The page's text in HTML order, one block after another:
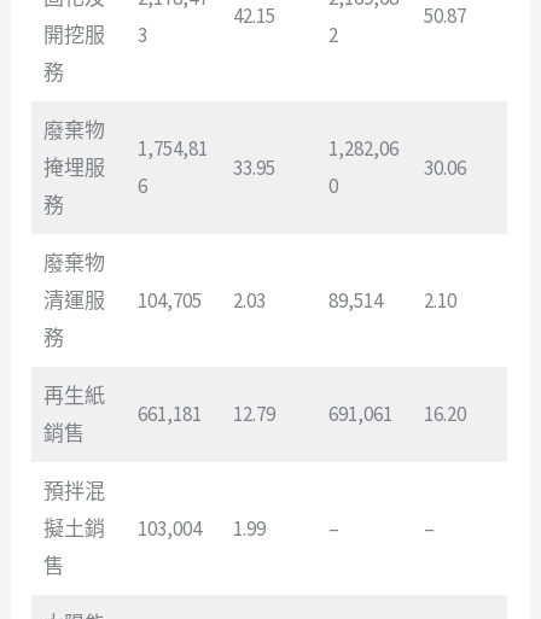
開挖服
務
3
42.15
2
50.87
廢棄物
掩埋服
務
1,754,81
6
33.95
1,282,06
0
30.06
廢棄物
清運服
務
104,705 2.03 89,514 2.10
再生紙
銷售
661,181 12.79 691,061 16.20
預拌混
擬土銷
售
103,004 1.99 – –